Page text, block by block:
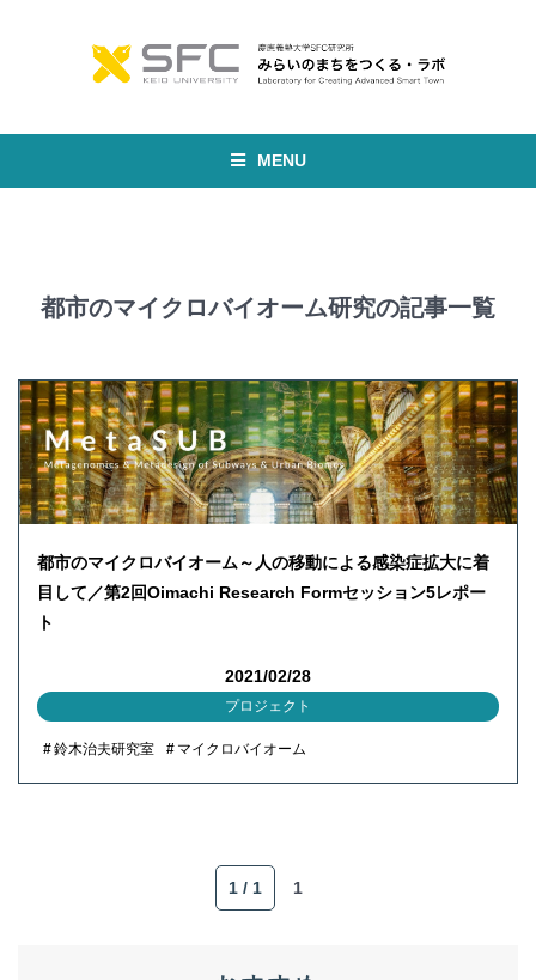
MENU
都市のマイクロバイオーム研究の記事一覧
都市のマイクロバイオーム～人の移動による感染症拡大に着
目して／第2回Oimachi Research Formセッション5レポー
ト
2021/02/28
プロジェクト
鈴木治夫研究室 マイクロバイオーム
1 / 1 1